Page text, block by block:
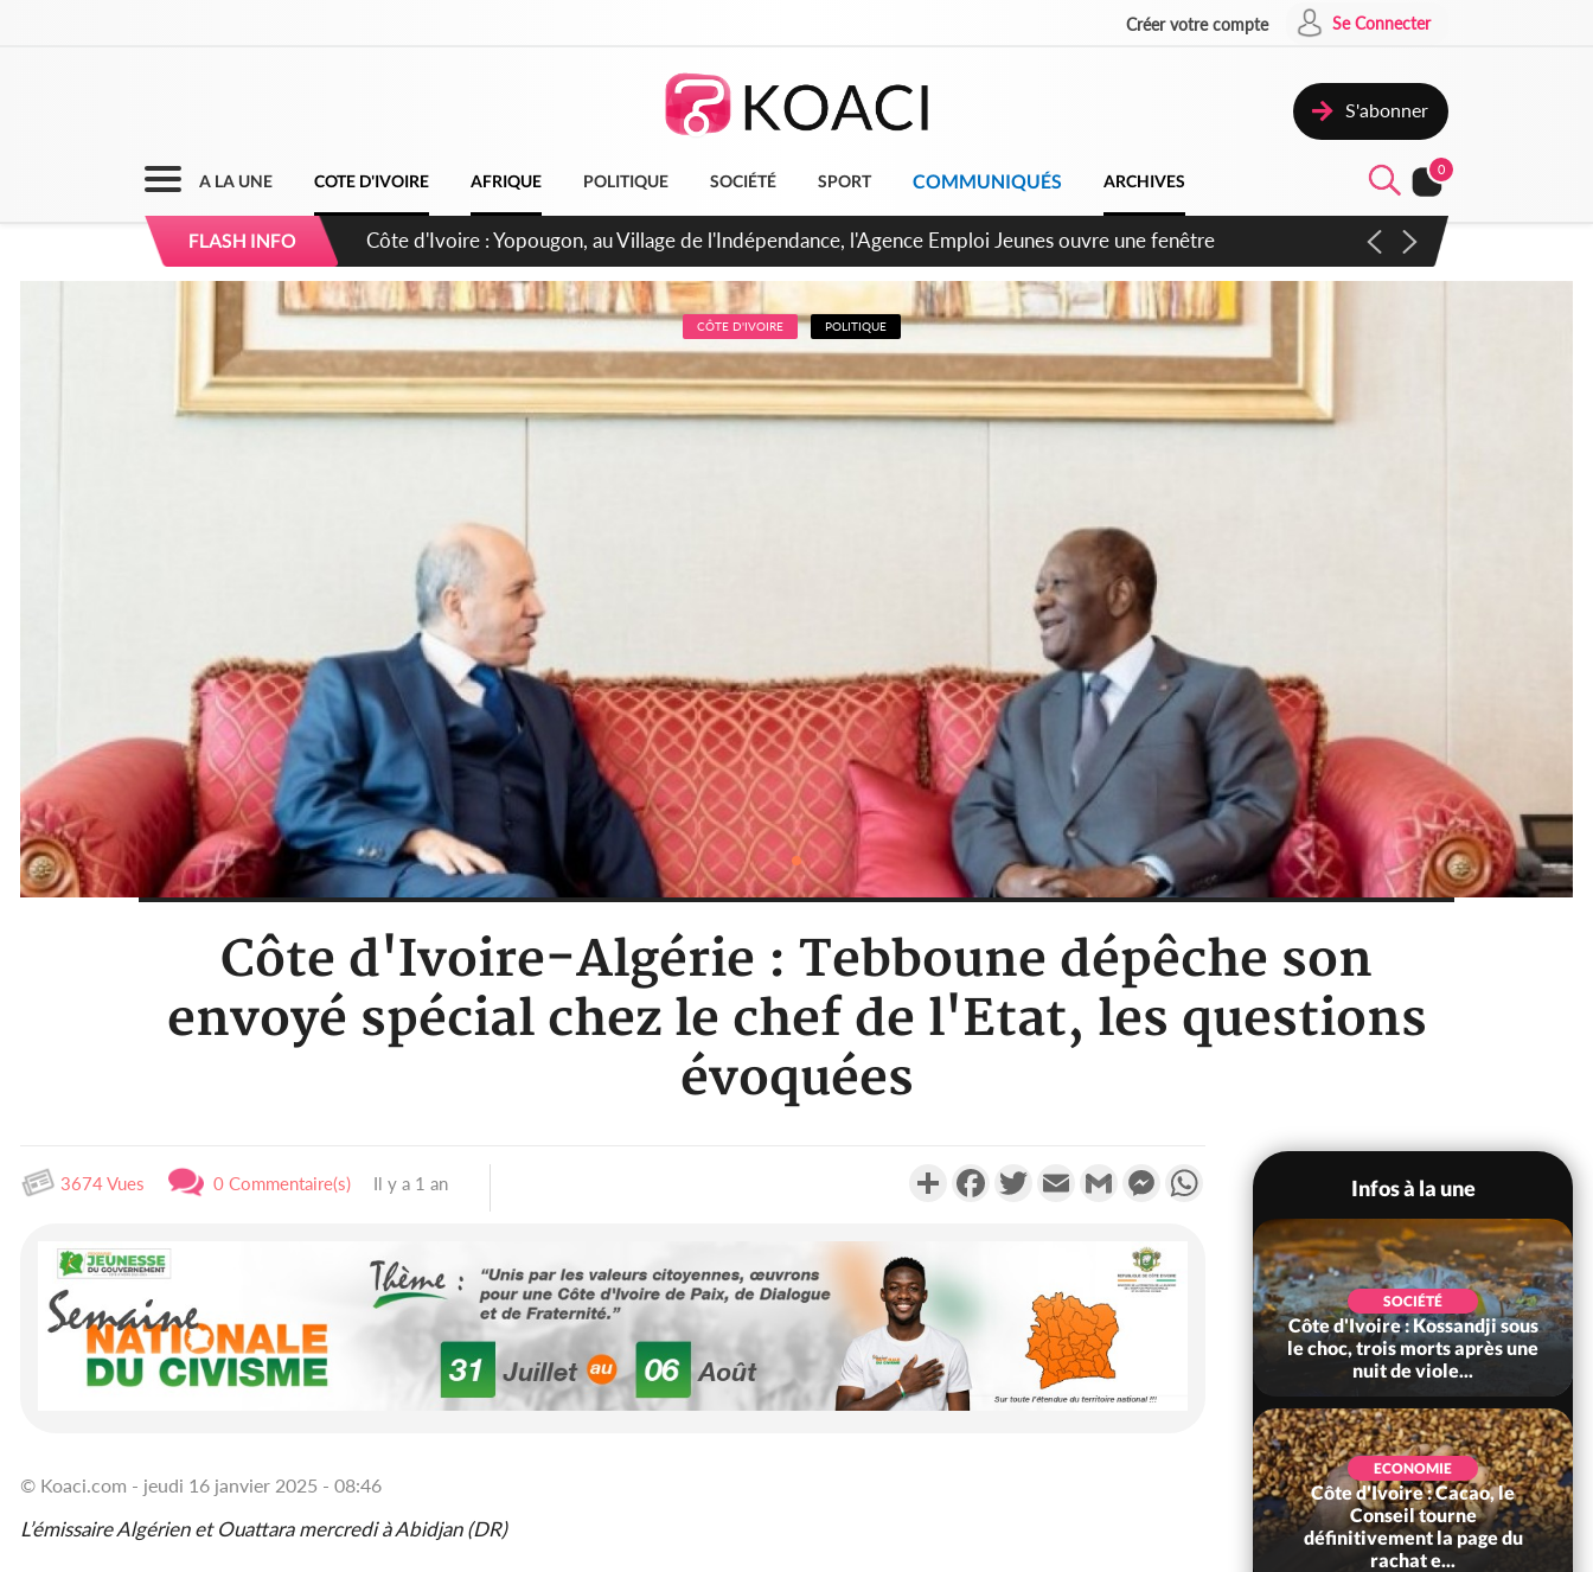
Créer votre compte Se Connecter
S'abonner
A LA UNE COTE D'IVOIRE AFRIQUE POLITIQUE SOCIÉTÉ SPORT COMMUNIQUÉS ARCHIVES
0
FLASH INFO
Côte d'Ivoire : CHU de Treichville, après la fronde, les agents contractuels obtiennent un accord avec la
direction sur les arriérés du SMIG 2023
CÔTE D'IVOIRE POLITIQUE
Côte d'Ivoire-Algérie : Tebboune dépêche son
envoyé spécial chez le chef de l'Etat, les questions
évoquées
3674 Vues 0 Commentaire(s) Il y a 1 an PartagerFacebookTwitterEmail Gmail MessengerWhatsApp
© Koaci.com - jeudi 16 janvier 2025 - 08:46
L’émissaire Algérien et Ouattara mercredi à Abidjan (DR)
Infos à la une
POLITIQUE
Côte d'Ivoire : Indépendance
2026, Yopougon coeur
battant de la célébration...
SOCIÉTÉ
Côte d'Ivoire : Kossandji sous
le choc, trois morts après une
nuit de viole...
ECONOMIE
Côte d'Ivoire : Cacao, le
Conseil tourne
définitivement la page du
rachat e...